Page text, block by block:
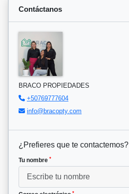
Contáctanos
BRACO PROPIEDADES
+50769777604
info@bracopty.com
¿Prefieres que te contactemos?
Tu nombre *
*